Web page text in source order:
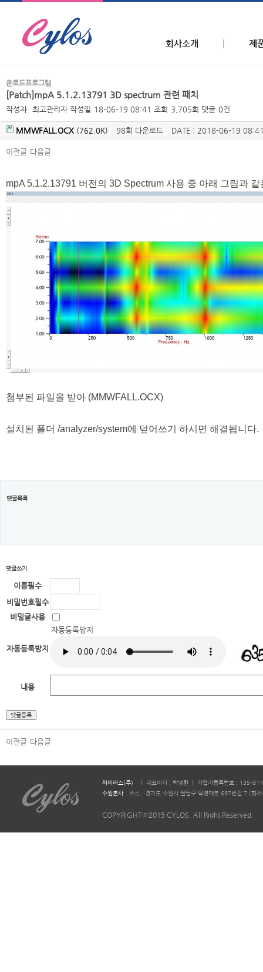
회사소개 제
운로드프로그램
[Patch]mpA 5.1.2.13791 3D spectrum 관련 패치
작성자 최고관리자 작성일 18-06-19 08:41 조회 3,705회 댓글 0건
MMWFALL.OCX (762.0K) 98회 다운로드 DATE : 2018-06-19
이전글 다음글
mpA 5.1.2.13791 버전의 3D Spectrum 사용 중 아래 그림과
첨부된 파일을 받아 (MMWFALL.OCX)
설치된 폴더 /analyzer/system에 덮어쓰기 하시면 해결됩니다.
댓글목록
댓글쓰기
이름필수
비밀번호필수
비밀글사용
자동등록방지
자동등록방지
내용
이전글 다음글
싸이러스(주)
ㅣ 대표이사 : 박성환 ㅣ 사업자등록번호 : 135-
수원본사
주소 : 경기도 수원시 팔달구 덕영대로 697번길 7 (
COPYRIGHTⓒ2015 CYLOS. All Right Reserved.